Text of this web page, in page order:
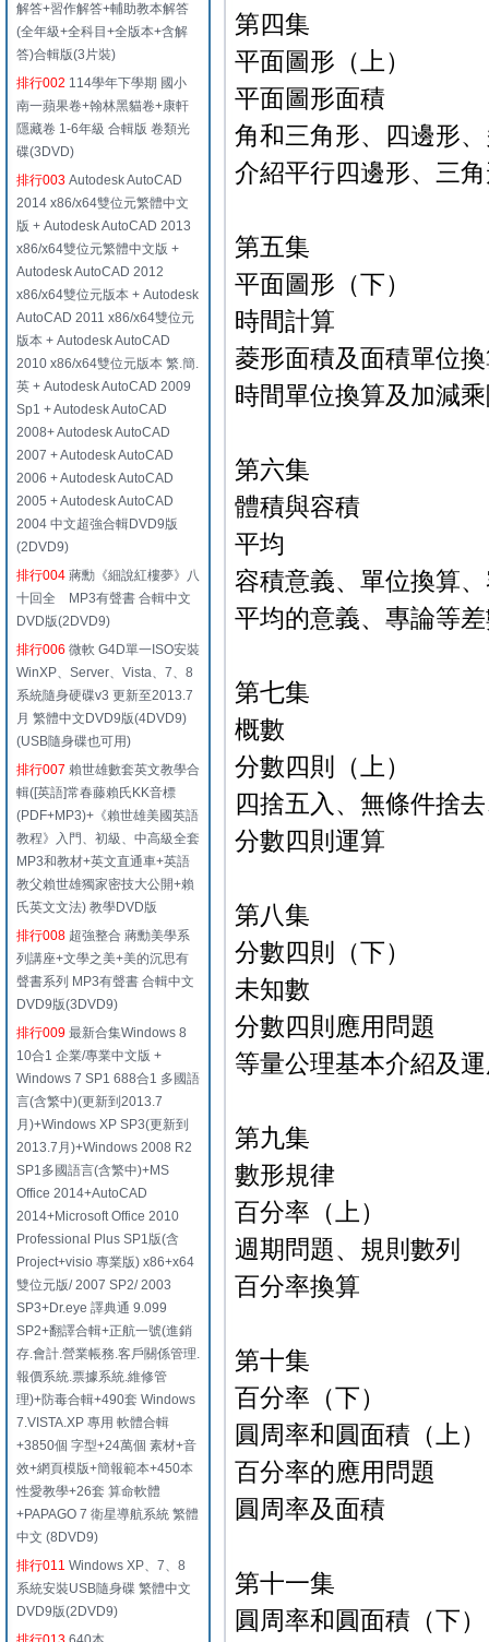
解答+習作解答+輔助教本解答
(全年級+全科目+全版本+含解
答)合輯版(3片裝)
排行002 114學年下學期 國小
南一蘋果卷+翰林黑貓卷+康軒
隱藏卷 1-6年級 合輯版 卷類光
碟(3DVD)
排行003 Autodesk AutoCAD
2014 x86/x64雙位元繁體中文
版 + Autodesk AutoCAD 2013
x86/x64雙位元繁體中文版 +
Autodesk AutoCAD 2012
x86/x64雙位元版本 + Autodesk
AutoCAD 2011 x86/x64雙位元
版本 + Autodesk AutoCAD
2010 x86/x64雙位元版本 繁.簡.
英 + Autodesk AutoCAD 2009
Sp1 + Autodesk AutoCAD
2008+ Autodesk AutoCAD
2007 + Autodesk AutoCAD
2006 + Autodesk AutoCAD
2005 + Autodesk AutoCAD
2004 中文超強合輯DVD9版
(2DVD9)
排行004 蔣勳《細說紅樓夢》八
十回全 MP3有聲書 合輯中文
DVD版(2DVD9)
排行006 微軟 G4D單一ISO安裝
WinXP、Server、Vista、7、8
系統隨身硬碟v3 更新至2013.7
月 繁體中文DVD9版(4DVD9)
(USB隨身碟也可用)
排行007 賴世雄數套英文教學合
輯([英語]常春藤賴氏KK音標
(PDF+MP3)+《賴世雄美國英語
教程》入門、初級、中高級全套
MP3和教材+英文直通車+英語
教父賴世雄獨家密技大公開+賴
氏英文文法) 教學DVD版
排行008 超強整合 蔣勳美學系
列講座+文學之美+美的沉思有
聲書系列 MP3有聲書 合輯中文
DVD9版(3DVD9)
排行009 最新合集Windows 8
10合1 企業/專業中文版 +
Windows 7 SP1 688合1 多國語
言(含繁中)(更新到2013.7
月)+Windows XP SP3(更新到
2013.7月)+Windows 2008 R2
SP1多國語言(含繁中)+MS
Office 2014+AutoCAD
2014+Microsoft Office 2010
Professional Plus SP1版(含
Project+visio 專業版) x86+x64
雙位元版/ 2007 SP2/ 2003
SP3+Dr.eye 譯典通 9.099
SP2+翻譯合輯+正航一號(進銷
存.會計.營業帳務.客戶關係管理.
報價系統.票據系統.維修管
理)+防毒合輯+490套 Windows
7.VISTA.XP 專用 軟體合輯
+3850個 字型+24萬個 素材+音
效+網頁模版+簡報範本+450本
性愛教學+26套 算命軟體
+PAPAGO 7 衛星導航系統 繁體
中文 (8DVD9)
排行011 Windows XP、7、8
系統安裝USB隨身碟 繁體中文
DVD9版(2DVD9)
第四集
平面圖形（上）
平面圖形面積
角和三角形、四邊形
介紹平行四邊形、三
第五集
平面圖形（下）
時間計算
菱形面積及面積單位
時間單位換算及加減
第六集
體積與容積
平均
容積意義、單位換算
平均的意義、專論等
第七集
概數
分數四則（上）
四捨五入、無條件捨
分數四則運算
第八集
分數四則（下）
未知數
分數四則應用問題
等量公理基本介紹及
第九集
數形規律
百分率（上）
週期問題、規則數列
百分率換算
第十集
百分率（下）
圓周率和圓面積（上）
百分率的應用問題
圓周率及面積
第十一集
圓周率和圓面積（下）